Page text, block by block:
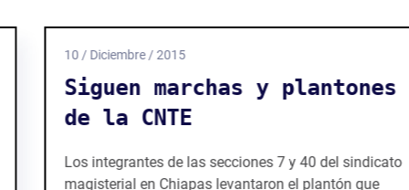
10 / Diciembre / 2015
Siguen marchas y plantones
de la CNTE
Los integrantes de las secciones 7 y 40 del sindicato
magisterial en Chiapas levantaron el plantón que